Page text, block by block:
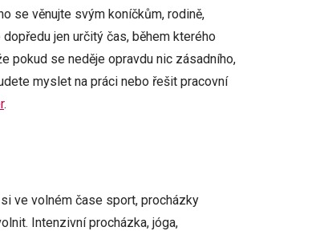
se věnujte svým koníčkům, rodině,
jen určitý čas, během kterého
pokud se neděje opravdu nic zásadního,
myslet na práci nebo řešit pracovní
.
ve volném čase sport, procházky
Intenzivní procházka, jóga,